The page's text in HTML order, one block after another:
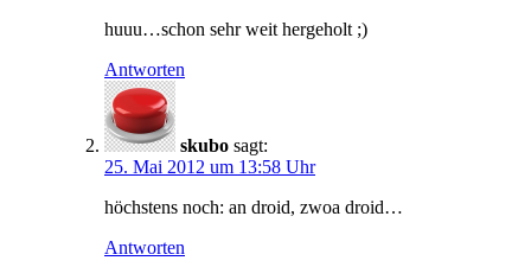
huuu…schon sehr weit hergeholt ;)
Antworten
skubo sagt:
25. Mai 2012 um 13:58 Uhr
höchstens noch: an droid, zwoa droid…
Antworten